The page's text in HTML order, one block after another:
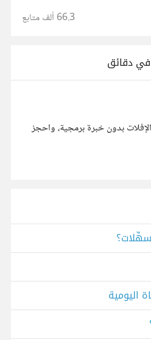
66.3 ألف متابع
دقائق
بدون خبرة برمجية، واحجز
اليومية